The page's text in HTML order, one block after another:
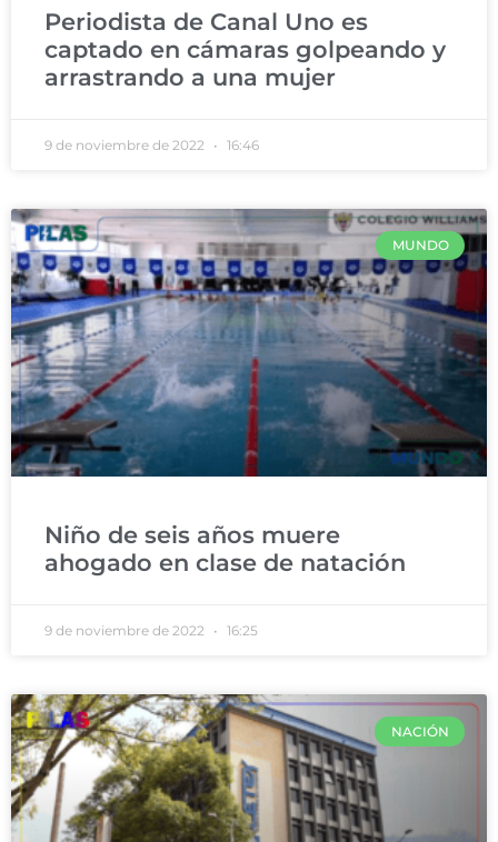
Periodista de Canal Uno es
captado en cámaras golpeando y
arrastrando a una mujer
9 de noviembre de 2022 16:46
MUNDO
Niño de seis años muere
ahogado en clase de natación
9 de noviembre de 2022 16:25
NACIÓN